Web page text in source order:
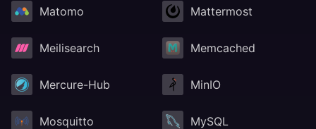
Matomo Mattermost
Meilisearch Memcached
Mercure-Hub MinIO
Mosquitto MySQL